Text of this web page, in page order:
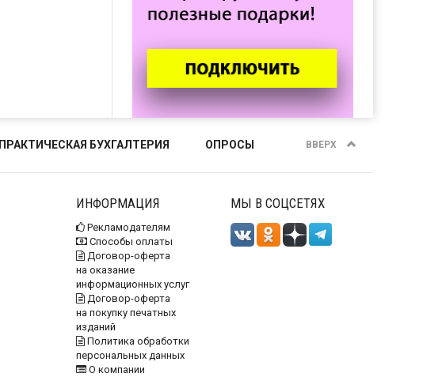
ПРАКТИЧЕСКАЯ БУХГАЛТЕРИЯ ОПРОСЫ ВВЕРХ
ИНФОРМАЦИЯ
Рекламодателям
Способы оплаты
Договор-оферта
на оказание
информационных услуг
Договор-оферта
на покупку печатных
изданий
Политика обработки
персональных данных
О компании
МЫ В СОЦСЕТЯХ